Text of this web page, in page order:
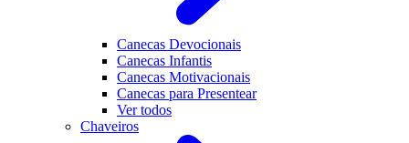
Canecas Devocionais
Canecas Infantis
Canecas Motivacionais
Canecas para Presentear
Ver todos
Chaveiros